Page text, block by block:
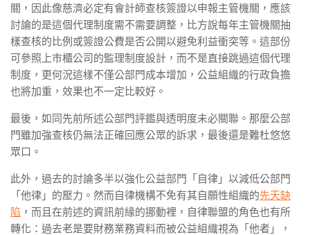
關，因此像慈濟必定有會計師查核簽證以申報主管機關，應該
討論的是這個代理制度需不需要調整，比方說每年主管機關抽
樣查核的比例或簽證公費是否公開以避免利益衝突等。這部份
可參照上巿櫃公司的監理制度設計，而不是直接跳過這個代理
制度，更何況這樣不僅公部門成本增加，公益組織的行政負擔
也將加重，效果也不一定比較好。
最後，如同先前所述公部門評鑑與透明度未必關聯。那麼公部
門雖加強查核仍無法正確回應公眾的訴求，最後還是難杜悠悠
眾口。
此外，過去的討論多半以強化公益部門「自律」以減低公部門
「他律」的壓力。然而自律機構不免有其自願性組織的先天缺
陷 ，而且在前述的資訊前緣的挪動裡，自律聯盟的角色也有所
轉化：過去老是要財務業務資料而被公益組織視為「他者」，